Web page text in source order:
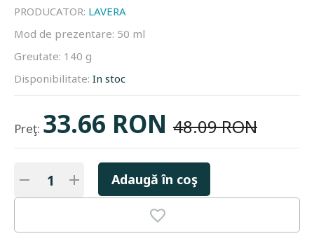
PRODUCATOR: LAVERA
Mod de prezentare: 50 ml
Greutate: 140 g
Disponibilitate: In stoc
Preţ: 33.66 RON 48.09 RON
Adaugă în coş